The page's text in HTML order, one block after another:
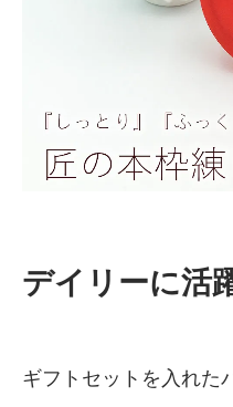
デイリーに活
ギフトセットを入れた